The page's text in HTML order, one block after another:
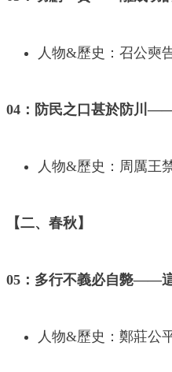
人物&歷史：召公奭
04：防民之口甚於防川
人物&歷史：周厲王
【二、春秋】
05：多行不義必自斃——
人物&歷史：鄭莊公